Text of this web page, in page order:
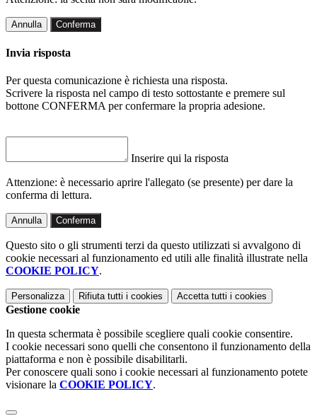
Annulla Conferma
Invia risposta
Per questa comunicazione è richiesta una risposta.
Scrivere la risposta nel campo di testo sottostante e premere sul
bottone CONFERMA per confermare la propria adesione.
Inserire qui la risposta
Attenzione: è necessario aprire l'allegato (se presente) per dare la
conferma di lettura.
Annulla Conferma
Questo sito o gli strumenti terzi da questo utilizzati si avvalgono di
cookie necessari al funzionamento ed utili alle finalità illustrate nella
COOKIE POLICY.
Personalizza Rifiuta tutti i cookies Accetta tutti i cookies
Gestione cookie
In questa schermata è possibile scegliere quali cookie consentire.
I cookie necessari sono quelli che consentono il funzionamento della
piattaforma e non è possibile disabilitarli.
Per conoscere quali sono i cookie necessari al funzionamento potete
visionare la COOKIE POLICY.